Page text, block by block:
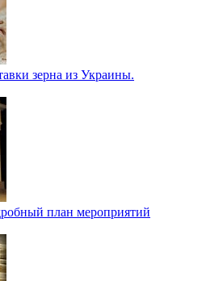
зерна из Украины.
план мероприятий